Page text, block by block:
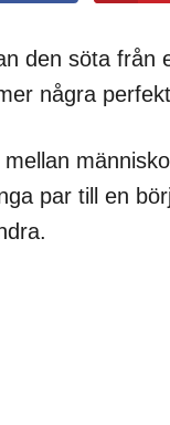
den söta från
några
par till en